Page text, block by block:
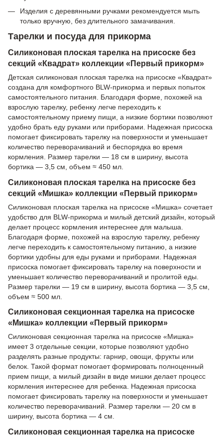
Изделия с деревянными ручками рекомендуется мыть
только вручную, без длительного замачивания.
Тарелки и посуда для прикорма
Силиконовая плоская тарелка на присоске без
секций «Квадрат» коллекции «Первый прикорм»
Детская силиконовая плоская тарелка на присоске «Квадрат»
создана для комфортного BLW-прикорма и первых попыток
самостоятельного питания. Благодаря форме, похожей на
взрослую тарелку, ребенку легче переходить к
самостоятельному приему пищи, а низкие бортики позволяют
удобно брать еду руками или приборами. Надежная присоска
помогает фиксировать тарелку на поверхности и уменьшает
количество переворачиваний и беспорядка во время
кормления. Размер тарелки — 18 см в ширину, высота
бортика — 3,5 см, объем ≈ 450 мл.
Силиконовая плоская тарелка на присоске без
секций «Мишка» коллекции «Первый прикорм»
Силиконовая плоская тарелка на присоске «Мишка» сочетает
удобство для BLW-прикорма и милый детский дизайн, который
делает процесс кормления интереснее для малыша.
Благодаря форме, похожей на взрослую тарелку, ребенку
легче переходить к самостоятельному питанию, а низкие
бортики удобны для еды руками и приборами. Надежная
присоска помогает фиксировать тарелку на поверхности и
уменьшает количество переворачиваний и пролитой еды.
Размер тарелки — 19 см в ширину, высота бортика — 3,5 см,
объем ≈ 500 мл.
Силиконовая секционная тарелка на присоске
«Мишка» коллекции «Первый прикорм»
Силиконовая секционная тарелка на присоске «Мишка»
имеет 3 отдельные секции, которые позволяют удобно
разделять разные продукты: гарнир, овощи, фрукты или
белок. Такой формат помогает формировать полноценный
прием пищи, а милый дизайн в виде мишки делает процесс
кормления интереснее для ребенка. Надежная присоска
помогает фиксировать тарелку на поверхности и уменьшает
количество переворачиваний. Размер тарелки — 20 см в
ширину, высота бортика — 4 см.
Силиконовая секционная тарелка на присоске